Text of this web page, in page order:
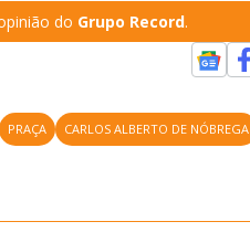
do Grupo Record.
PRAÇA CARLOS ALBERTO DE NÓBREGA